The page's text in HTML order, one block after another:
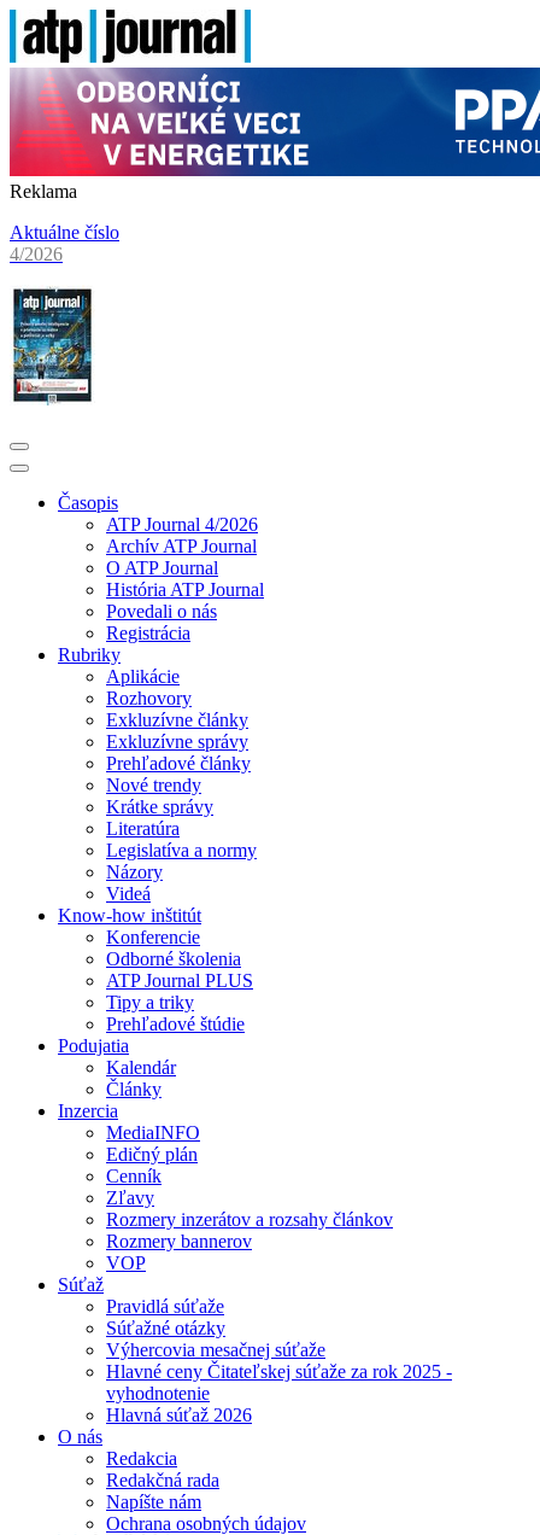
Reklama
Aktuálne číslo
4/2026
Časopis
ATP Journal 4/2026
Archív ATP Journal
O ATP Journal
História ATP Journal
Povedali o nás
Registrácia
Rubriky
Aplikácie
Rozhovory
Exkluzívne články
Exkluzívne správy
Prehľadové články
Nové trendy
Krátke správy
Literatúra
Legislatíva a normy
Názory
Videá
Know-how inštitút
Konferencie
Odborné školenia
ATP Journal PLUS
Tipy a triky
Prehľadové štúdie
Podujatia
Kalendár
Články
Inzercia
MediaINFO
Edičný plán
Cenník
Zľavy
Rozmery inzerátov a rozsahy článkov
Rozmery bannerov
VOP
Súťaž
Pravidlá súťaže
Súťažné otázky
Výhercovia mesačnej súťaže
Hlavné ceny Čitateľskej súťaže za rok 2025 -
vyhodnotenie
Hlavná súťaž 2026
O nás
Redakcia
Redakčná rada
Napíšte nám
Ochrana osobných údajov